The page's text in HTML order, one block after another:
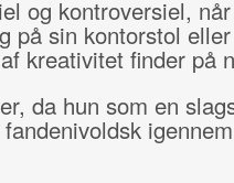
og kontroversiel,
på sin kontorstol
kreativitet finder på
da hun som en
igennem